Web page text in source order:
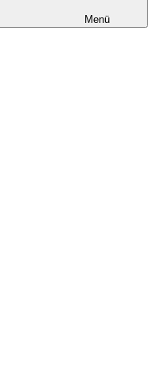
Menü